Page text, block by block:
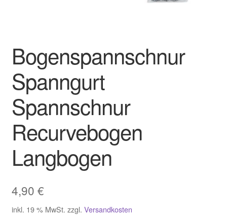
Bogenspannschnur
Spanngurt
Spannschnur
Recurvebogen
Langbogen
4,90 €
inkl. 19 % MwSt. zzgl. Versandkosten